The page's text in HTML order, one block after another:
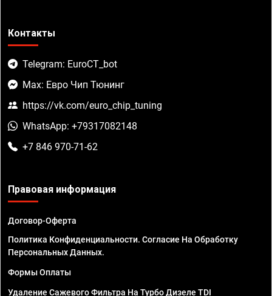
Контакты
Telegram: EuroCT_bot
Max: Евро Чип Тюнинг
https://vk.com/euro_chip_tuning
WhatsApp: +79317082148
+7 846 970-71-62
Правовая информация
Договор-Оферта
Политика Конфиденциальности. Согласие На Обработку
Персональных Данных.
Формы Оплаты
Удаление Сажевого Фильтра На Турбо Дизеле TDI